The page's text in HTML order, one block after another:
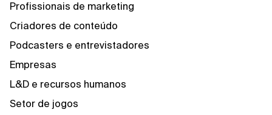
Profissionais de marketing
Criadores de conteúdo
Podcasters e entrevistadores
Empresas
L&D e recursos humanos
Setor de jogos